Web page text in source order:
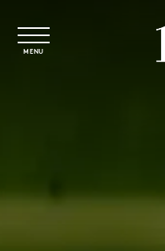
MENU